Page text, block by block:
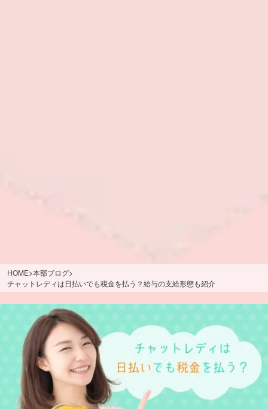
HOME>本部ブログ>
チャットレディは日払いでも税金を払う？給与の支給形態も紹介